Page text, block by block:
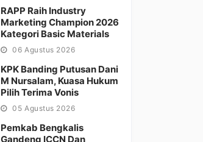
RAPP Raih Industry
Marketing Champion 2026
Kategori Basic Materials
06 Agustus 2026
KPK Banding Putusan Dani
M Nursalam, Kuasa Hukum
Pilih Terima Vonis
05 Agustus 2026
Pemkab Bengkalis
Gandeng ICCN Dan